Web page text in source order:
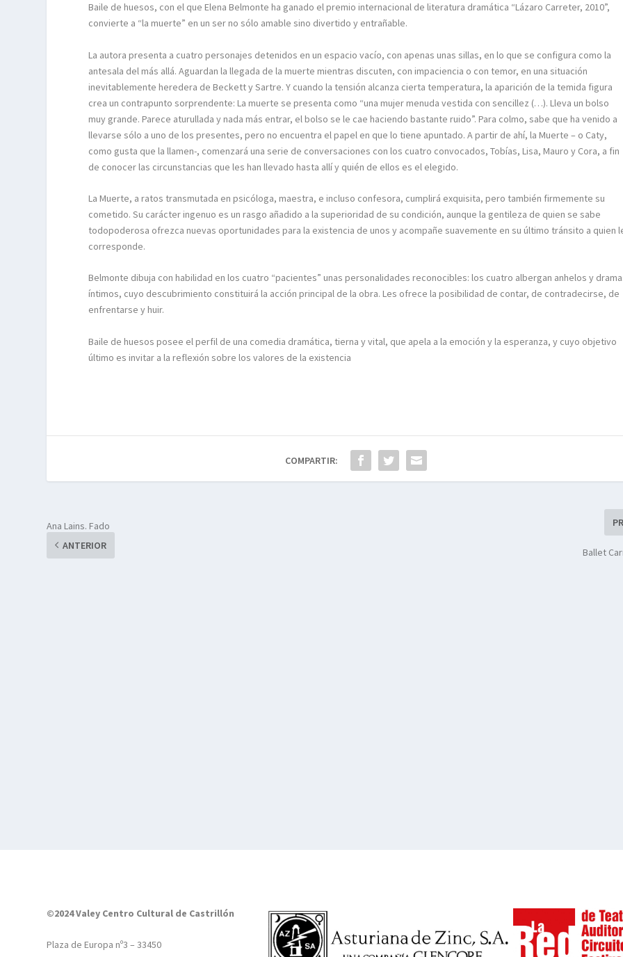
Baile de huesos, con el que Elena Belmonte ha ganado el premio internacional de literatura dramática “Lázaro Carreter, 2010”,
convierte a “la muerte” en un ser no sólo amable sino divertido y entrañable.
La autora presenta a cuatro personajes detenidos en un espacio vacío, con apenas unas sillas, en lo que se configura como la
antesala del más allá. Aguardan la llegada de la muerte mientras discuten, con impaciencia o con temor, en una situación
inevitablemente heredera de Beckett y Sartre. Y cuando la tensión alcanza cierta temperatura, la aparición de la temida figura
crea un contrapunto sorprendente: La muerte se presenta como “una mujer menuda vestida con sencillez (…). Lleva un bolso
muy grande. Parece aturullada y nada más entrar, el bolso se le cae haciendo bastante ruido”. Para colmo, sabe que ha venido a
llevarse sólo a uno de los presentes, pero no encuentra el papel en que lo tiene apuntado. A partir de ahí, la Muerte – o Caty,
como gusta que la llamen-, comenzará una serie de conversaciones con los cuatro convocados, Tobías, Lisa, Mauro y Cora, a fin
de conocer las circunstancias que les han llevado hasta allí y quién de ellos es el elegido.
La Muerte, a ratos transmutada en psicóloga, maestra, e incluso confesora, cumplirá exquisita, pero también firmemente su
cometido. Su carácter ingenuo es un rasgo añadido a la superioridad de su condición, aunque la gentileza de quien se sabe
todopoderosa ofrezca nuevas oportunidades para la existencia de unos y acompañe suavemente en su último tránsito a quien
corresponde.
Belmonte dibuja con habilidad en los cuatro “pacientes” unas personalidades reconocibles: los cuatro albergan anhelos y
íntimos, cuyo descubrimiento constituirá la acción principal de la obra. Les ofrece la posibilidad de contar, de contradecirse, de
enfrentarse y huir.
Baile de huesos posee el perfil de una comedia dramática, tierna y vital, que apela a la emoción y la esperanza, y cuyo objetivo
último es invitar a la reflexión sobre los valores de la existencia
COMPARTIR:
Ana Lains. Fado
ANTERIOR
Ballet
©2024 Valey Centro Cultural de Castrillón
Plaza de Europa nº3 – 33450